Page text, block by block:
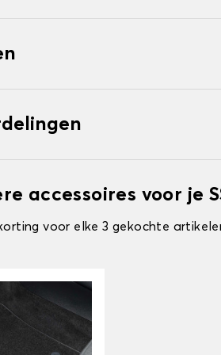
accessoires voor je
voor elke 3 gekochte